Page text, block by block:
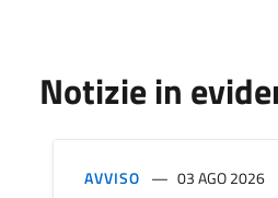
Notizie in
AVVISO 03 AGO 2026